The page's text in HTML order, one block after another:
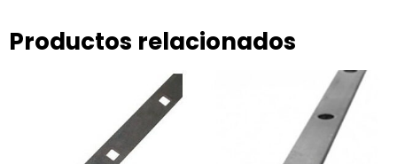
Productos relacionados